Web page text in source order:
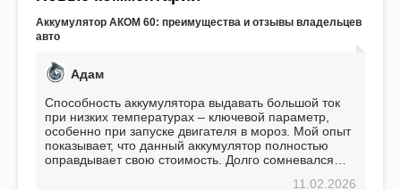
Аккумулятор АКОМ 60: преимущества и отзывы владельцев
авто
Адам
Способность аккумулятора выдавать большой ток
при низких температурах – ключевой параметр,
особенно при запуске двигателя в мороз. Мой опыт
показывает, что данный аккумулятор полностью
оправдывает свою стоимость. Долго сомневался
11.02.2026